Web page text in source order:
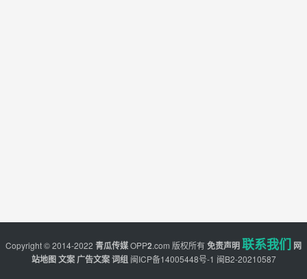
Copyright © 2014-2022 青瓜传媒OPP2.com 版权所有免责声明联系我们 网
站地图文案广告文案词组 闽ICP备14005448号-1 闽B2-20210587